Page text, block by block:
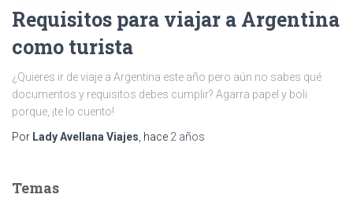
Requisitos para viajar a Argentina
como turista
¿Quieres ir de viaje a Argentina este año pero aún no sabes qué
documentos y requisitos debes cumplir? Agarra papel y boli
porque, ¡te lo cuento!
Por Lady Avellana Viajes , hace 2 años
Temas